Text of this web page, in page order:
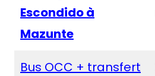
Escondido à
Mazunte
Bus OCC + transfert